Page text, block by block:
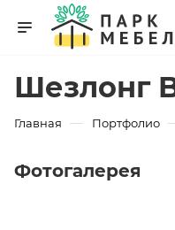
Шезлонг
Главная — Портфолио
Фотогалерея